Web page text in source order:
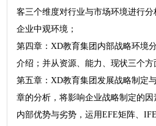
客三个维度对行业与市场环境进行分
企业中观环境；
第四章：XD教育集团内部战略环境
介绍；并从资源、能力、现状三个方
第五章：XD教育集团发展战略制定
章的分析，将影响企业战略制定的因
内部优势与劣势，运用EFE矩阵、